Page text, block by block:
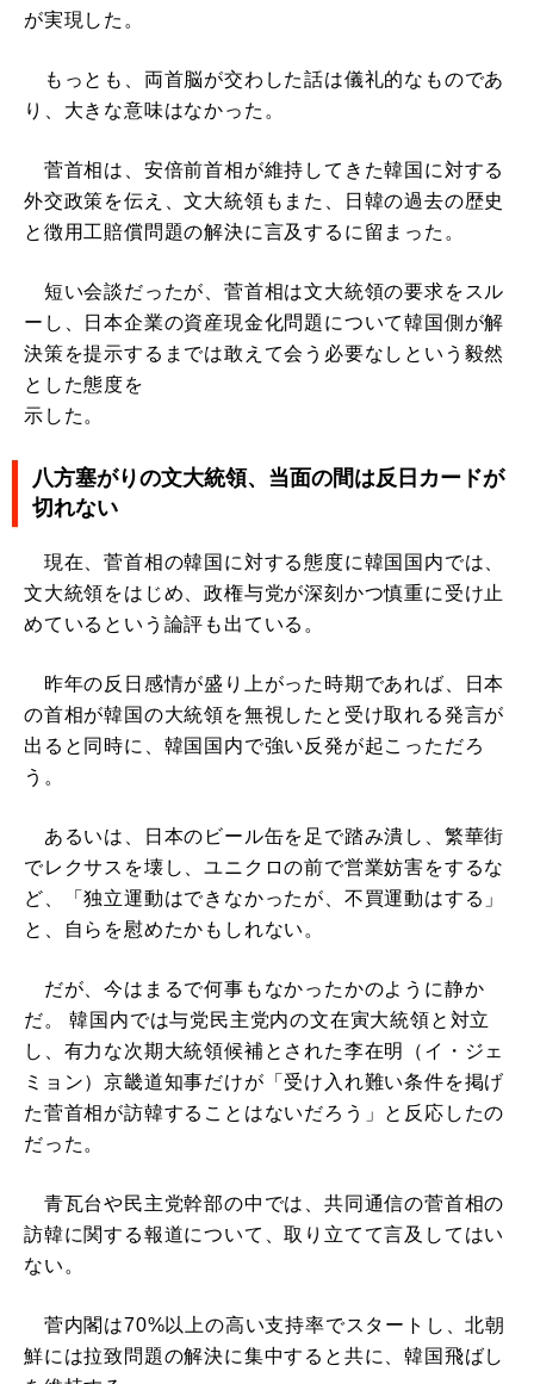
が実現した。
もっとも、両首脳が交わした話は儀礼的なものであ
り、大きな意味はなかった。
菅首相は、安倍前首相が維持してきた韓国に対する
外交政策を伝え、文大統領もまた、日韓の過去の歴史
と徴用工賠償問題の解決に言及するに留まった。
短い会談だったが、菅首相は文大統領の要求をスル
ーし、日本企業の資産現金化問題について韓国側が解
決策を提示するまでは敢えて会う必要なしという毅然
とした態度を
示した。
八方塞がりの文大統領、当面の間は反日カードが
切れない
現在、菅首相の韓国に対する態度に韓国国内では、
文大統領をはじめ、政権与党が深刻かつ慎重に受け止
めているという論評も出ている。
昨年の反日感情が盛り上がった時期であれば、日本
の首相が韓国の大統領を無視したと受け取れる発言が
出ると同時に、韓国国内で強い反発が起こっただろ
う。
あるいは、日本のビール缶を足で踏み潰し、繁華街
でレクサスを壊し、ユニクロの前で営業妨害をするな
ど、「独立運動はできなかったが、不買運動はする」
と、自らを慰めたかもしれない。
だが、今はまるで何事もなかったかのように静か
だ。 韓国内では与党民主党内の文在寅大統領と対立
し、有力な次期大統領候補とされた李在明（イ・ジェ
ミョン）京畿道知事だけが「受け入れ難い条件を掲げ
た菅首相が訪韓することはないだろう」と反応したの
だった。
青瓦台や民主党幹部の中では、共同通信の菅首相の
訪韓に関する報道について、取り立てて言及してはい
ない。
菅内閣は70%以上の高い支持率でスタートし、北朝
鮮には拉致問題の解決に集中すると共に、韓国飛ばし